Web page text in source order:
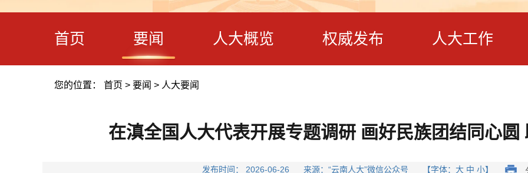
首页 要闻 人大概览 权威发布 人大工作
您的位置： 首页 > 要闻 > 人大要闻
在滇全国人大代表开展专题调研 画好民族团结同心圆
发布时间： 2026-06-26 来源：“云南人大”微信公众号 【字体：大 中 小】